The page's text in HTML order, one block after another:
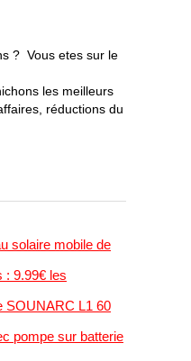
? Vous etes sur le
les meilleurs
réductions du
solaire mobile de
: 9.99€ les
SOUNARC L1 60
pompe sur batterie